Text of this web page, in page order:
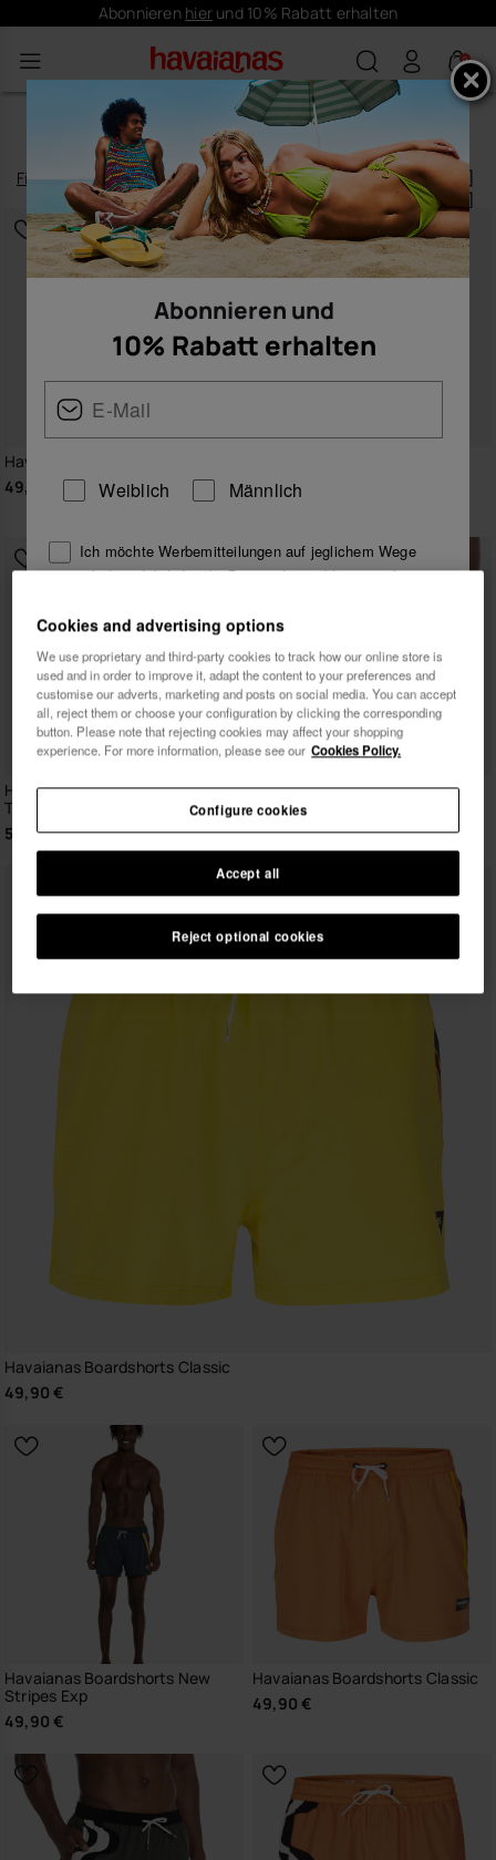
Abonnierenhier und 10% Rabatt erhalten
0
HERREN-BADESHORTS
Produkte|
Filternundsortieren
Havaianas Boardshorts Classic
49,90 €
Stripes Exp
49,90 €
Havaianas Mid Boardshorts
Tucano
54,90 €
Havaianas Boardshorts New
Stripes Exp
49,90 €
Havaianas Boardshorts Classic
49,90 €
Havaianas Boardshorts New
Stripes Exp
49,90 €
Havaianas Boardshorts Classic
49,90 €
Abonnieren und
10% Rabatt erhalten
Weiblich Männlich
Ich möchte Werbemitteilungen auf jeglichem Wege
erhalten. Ich habe dieDatenschutzerklärung gelesen
Ich möchte 10% Rabatt
Cookies and advertising options
We use proprietary and third-party cookies to track how our online store is
used and in order to improve it, adapt the content to your preferences and
customise our adverts, marketing and posts on social media. You can accept
all, reject them or choose your configuration by clicking the corresponding
button. Please note that rejecting cookies may affect your shopping
experience. For more information, please see our Cookies Policy.
Reject optional cookies
Accept all
Configure cookies